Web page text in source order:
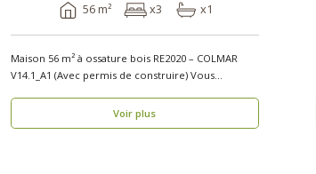
56 m² x3 x1
Maison 56 m² à ossature bois RE2020 – COLMAR
V14.1_A1 (Avec permis de construire) Vous
Voir plus